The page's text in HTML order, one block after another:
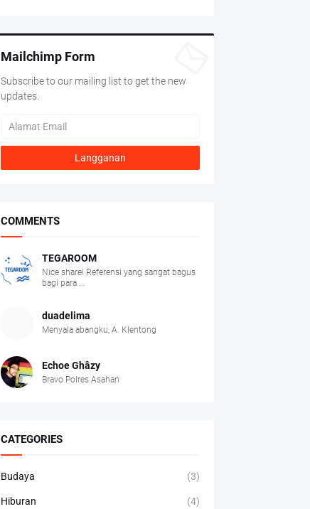
Mailchimp Form
Subscribe to our mailing list to get the new
updates.
COMMENTS
TEGAROOM
Nice share! Referensi yang sangat bagus
bagi para ...
duadelima
Menyala abangku, A. Klentong
Echoe Ghâzy
Bravo Polres Asahan
CATEGORIES
Budaya (3)
Hiburan (4)